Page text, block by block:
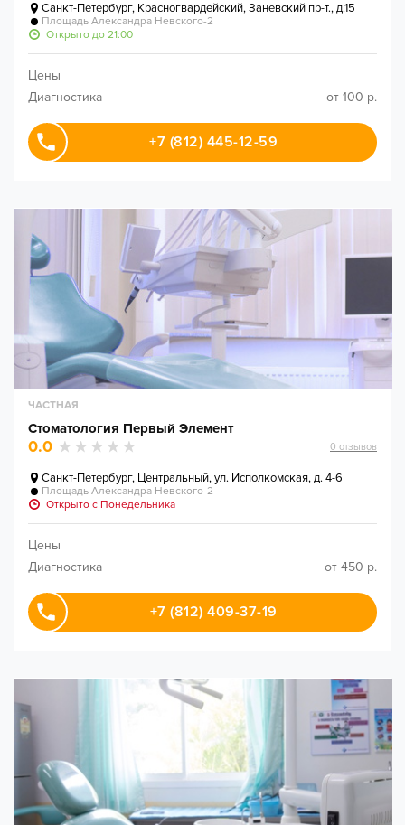
Санкт-Петербург, Красногвардейский, Заневский пр-т., д.15
Площадь Александра Невского-2
Открыто до 21:00
Цены
Диагностика
от 100 р.
+7 (812) 445-12-59
ЧАСТНАЯ
Стоматология Первый Элемент
0.0 0 отзывов
Санкт-Петербург, Центральный, ул. Исполкомская, д. 4-6
Площадь Александра Невского-2
Открыто c Понедельника
Цены
Диагностика
от 450 р.
+7 (812) 409-37-19